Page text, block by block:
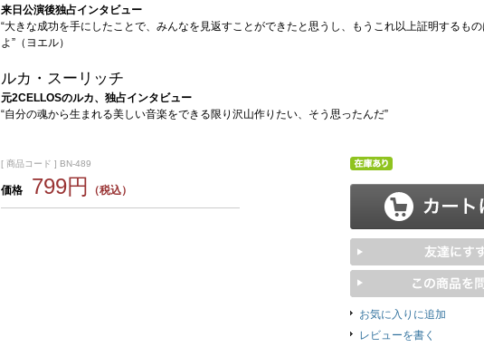
来日公演後独占インタビュー
“大きな成功を手にしたことで、みんなを見返すことができたと思うし、もうこれ以上証明するも
よ”（ヨエル）
ルカ・スーリッチ
元2CELLOSのルカ、独占インタビュー
“自分の魂から生まれる美しい音楽をできる限り沢山作りたい、そう思ったんだ”
[ 商品コード ] BN-489
価格 799円 （税込）
お気に入りに追加
レビューを書く